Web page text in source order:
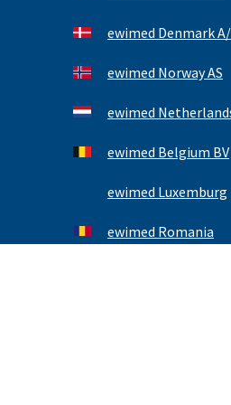
ewimed Denmark
ewimed Norway AS
ewimed
ewimed Belgium BV
ewimed Luxemburg
ewimed Romania